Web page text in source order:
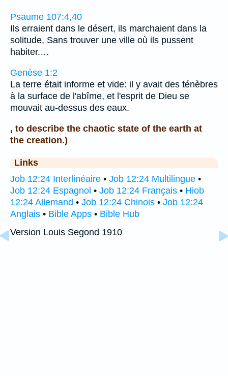
Psaume 107:4,40
Ils erraient dans le désert, ils marchaient dans la
solitude, Sans trouver une ville où ils pussent
habiter.…
Genèse 1:2
La terre était informe et vide: il y avait des ténèbres
à la surface de l'abîme, et l'esprit de Dieu se
mouvait au-dessus des eaux.
, to describe the chaotic state of the earth at
the creation.)
Links
Job 12:24 Interlinéaire • Job 12:24 Multilingue •
Job 12:24 Espagnol • Job 12:24 Français • Hiob
12:24 Allemand • Job 12:24 Chinois • Job 12:24
Anglais • Bible Apps • Bible Hub
Version Louis Segond 1910